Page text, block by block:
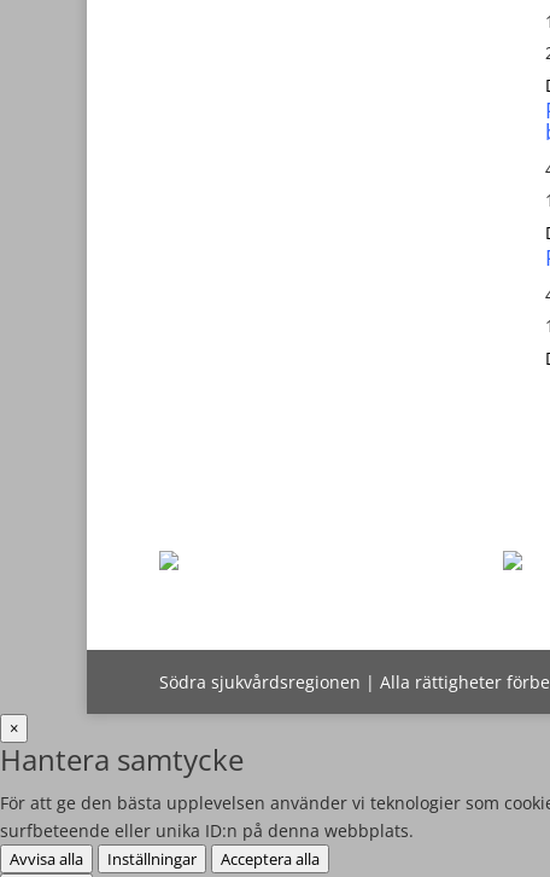
Södra sjukvårdsregionen | Alla rättigheter
×
Hantera samtycke
För att ge den bästa upplevelsen använder vi teknologier som
surfbeteende eller unika ID:n på denna webbplats.
Avvisa alla Inställningar Acceptera alla